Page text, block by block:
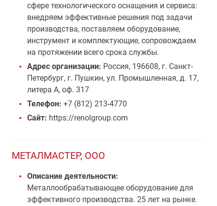
сфере технологического оснащения и сервиса:
внедряем эффективные решения под задачи
производства, поставляем оборудование,
инструмент и комплектующие, сопровождаем
на протяжении всего срока службы.
Адрес организации: Россия, 196608, г. Санкт-
Петербург, г. Пушкин, ул. Промышленная, д. 17,
литера А, оф. 317
Телефон: +7 (812) 213-4770
Сайт: https://renolgroup.com
МЕТАЛМАСТЕР, ООО
Описание деятельности:
Металлообрабатывающее оборудование для
эффективного производства. 25 лет на рынке.